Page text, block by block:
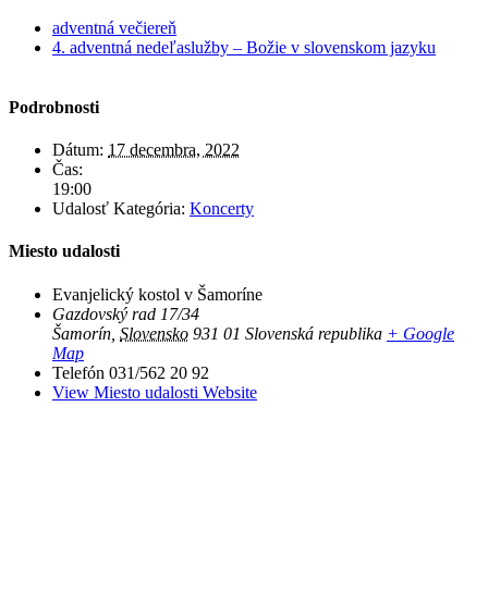
adventná večiereň
4. adventná nedeľaslužby – Božie v slovenskom jazyku
Podrobnosti
Dátum: 17 decembra, 2022
Čas:
19:00
Udalosť Kategória: Koncerty
Miesto udalosti
Evanjelický kostol v Šamoríne
Gazdovský rad 17/34
Šamorín Slovensko 931 01 Slovenská republika + Google
Map
Telefón 031/562 20 92
View Miesto udalosti Website